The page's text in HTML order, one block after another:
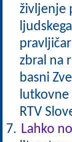
življenje
zbral na
basni
lutkovne
RTV
Lahko